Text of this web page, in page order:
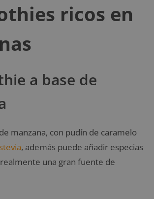
ricos en
a base de
manzana, con pudín de caramelo
stevia, además puede añadir especias
realmente una gran fuente de